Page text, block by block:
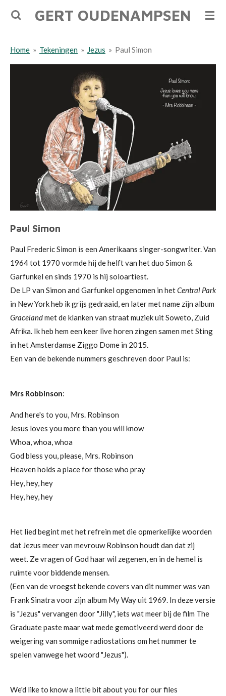
Ga
de
hoofdinhoud
GERT OUDENAMPSEN
Home » Tekeningen » Jezus » Paul Simon
Paul Simon
Paul Frederic Simon is een Amerikaans singer-songwriter. Van
1964 tot 1970 vormde hij de helft van het duo Simon &
Garfunkel en sinds 1970 is hij soloartiest.
De LP van Simon and Garfunkel opgenomen in hetCentral Park
in New York heb ik grijs gedraaid, en later met name zijn album
Gracelandmet de klanken van straat muziek uit Soweto, Zuid
Afrika. Ik heb hem een keer live horen zingen samen met Sting
in het Amsterdamse Ziggo Dome in 2015.
Een van de bekende nummers geschreven door Paul is:
Mrs Robbinson:
And here's to you, Mrs. Robinson
Jesus loves you more than you will know
Whoa, whoa, whoa
God bless you, please, Mrs. Robinson
Heaven holds a place for those who pray
Hey, hey, hey
Hey, hey, hey
Het lied begint met het refrein met die opmerkelijke woorden
dat Jezus meer van mevrouw Robinson houdt dan dat zij
weet. Ze vragen of God haar wil zegenen, en in de hemel is
ruimte voor biddende mensen.
(Een van de vroegst bekende covers van dit nummer was van
Frank Sinatra voor zijn album My Way uit 1969. In deze versie
is "Jezus" vervangen door "Jilly", iets wat meer bij de film The
Graduate paste maar wat mede gemotiveerd werd door de
weigering van sommige radiostations om het nummer te
spelen vanwege het woord "Jezus").
We'd like to know a little bit about you for our files